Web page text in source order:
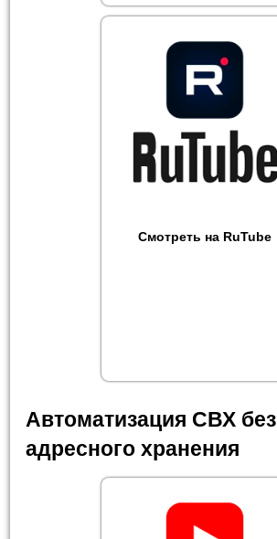
Смотреть на RuTube
Автоматизация СВХ без
адресного хранения